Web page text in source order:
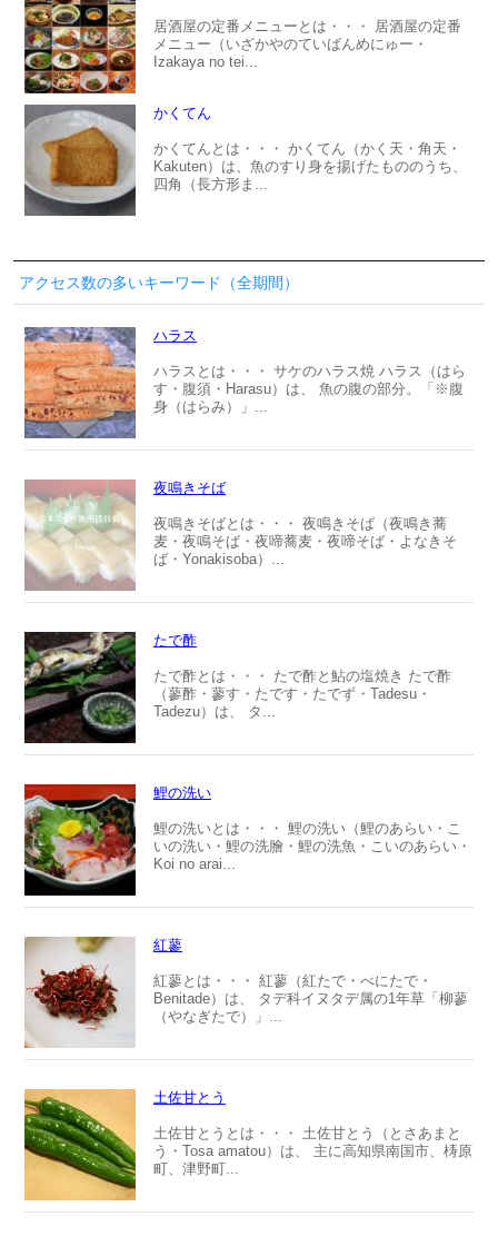
居酒屋の定番メニューとは・・・ 居酒屋の定番
メニュー（いざかやのていばんめにゅー・
Izakaya no tei...
かくてん
かくてんとは・・・ かくてん（かく天・角天・
Kakuten）は、魚のすり身を揚げたもののうち、
四角（長方形ま...
アクセス数の多いキーワード（全期間）
ハラス
ハラスとは・・・ サケのハラス焼 ハラス（はら
す・腹須・Harasu）は、 魚の腹の部分。「※腹
身（はらみ）」...
夜鳴きそば
夜鳴きそばとは・・・ 夜鳴きそば（夜鳴き蕎
麦・夜鳴そば・夜啼蕎麦・夜啼そば・よなきそ
ば・Yonakisoba）...
たで酢
たで酢とは・・・ たで酢と鮎の塩焼き たで酢
（蓼酢・蓼す・たです・たでず・Tadesu・
Tadezu）は、 タ...
鯉の洗い
鯉の洗いとは・・・ 鯉の洗い（鯉のあらい・こ
いの洗い・鯉の洗膾・鯉の洗魚・こいのあらい・
Koi no arai...
紅蓼
紅蓼とは・・・ 紅蓼（紅たで・べにたで・
Benitade）は、 タデ科イヌタデ属の1年草「柳蓼
（やなぎたで）」...
土佐甘とう
土佐甘とうとは・・・ 土佐甘とう（とさあまと
う・Tosa amatou）は、 主に高知県南国市、梼原
町、津野町...